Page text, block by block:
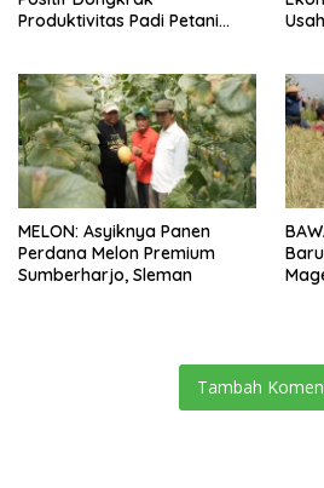
Produktivitas Padi Petani
MELON: Asyiknya Panen
Perdana Melon Premium
Sumberharjo, Sleman
Tambah